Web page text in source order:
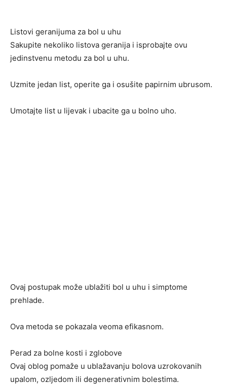
Listovi geranijuma za bol u uhu
Sakupite nekoliko listova geranija i isprobajte ovu
jedinstvenu metodu za bol u uhu.
Uzmite jedan list, operite ga i osušite papirnim ubrusom.
Umotajte list u lijevak i ubacite ga u bolno uho.
Ovaj postupak može ublažiti bol u uhu i simptome
prehlade.
Ova metoda se pokazala veoma efikasnom.
Perad za bolne kosti i zglobove
Ovaj oblog pomaže u ublažavanju bolova uzrokovanih
upalom, ozljedom ili degenerativnim bolestima.